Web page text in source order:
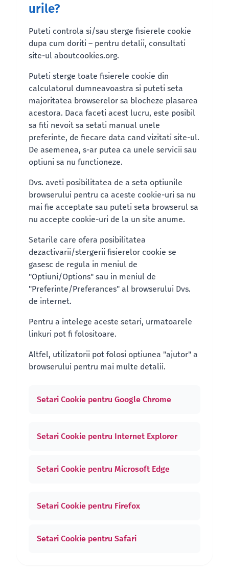
urile?
Puteti controla si/sau sterge fisierele cookie
dupa cum doriti – pentru detalii, consultati
site-ul aboutcookies.org.
Puteti sterge toate fisierele cookie din
calculatorul dumneavoastra si puteti seta
majoritatea browserelor sa blocheze plasarea
acestora. Daca faceti acest lucru, este posibil
sa fiti nevoit sa setati manual unele
preferinte, de fiecare data cand vizitati site-ul.
De asemenea, s-ar putea ca unele servicii sau
optiuni sa nu functioneze.
Dvs. aveti posibilitatea de a seta optiunile
browserului pentru ca aceste cookie-uri sa nu
mai fie acceptate sau puteti seta browserul sa
nu accepte cookie-uri de la un site anume.
Setarile care ofera posibilitatea
dezactivarii/stergerii fisierelor cookie se
gasesc de regula in meniul de
"Optiuni/Options" sau in meniul de
"Preferinte/Preferances" al browserului Dvs.
de internet.
Pentru a intelege aceste setari, urmatoarele
linkuri pot fi folositoare.
Altfel, utilizatorii pot folosi optiunea "ajutor" a
browserului pentru mai multe detalii.
Setari Cookie pentru Google Chrome
Setari Cookie pentru Internet Explorer
Setari Cookie pentru Microsoft Edge
Setari Cookie pentru Firefox
Setari Cookie pentru Safari